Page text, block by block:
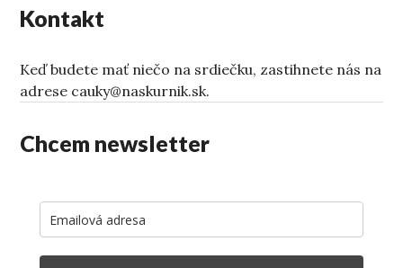
Kontakt
Keď budete mať niečo na srdiečku, zastihnete nás na
adrese cauky@naskurnik.sk.
Chcem newsletter